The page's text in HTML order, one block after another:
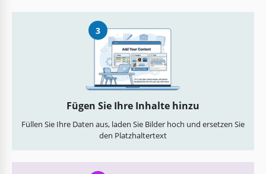
3
Fügen Sie Ihre Inhalte hinzu
Füllen Sie Ihre Daten aus, laden Sie Bilder hoch und ersetzen Sie
den Platzhaltertext